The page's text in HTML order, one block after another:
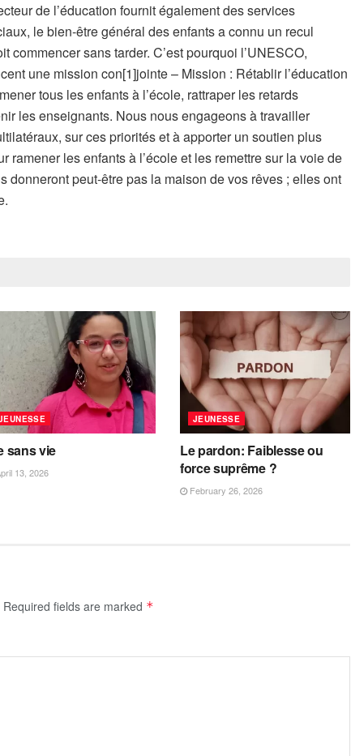
de l’éducation fournit également des services
le bien-être général des enfants a connu un recul
commencer sans tarder. C’est pourquoi l’UNESCO,
une mission con[1]jointe – Mission : Rétablir l’éducation
tous les enfants à l’école, rattraper les retards
les enseignants. Nous nous engageons à travailler
sur ces priorités et à apporter un soutien plus
ramener les enfants à l’école et les remettre sur la voie de
donneront peut-être pas la maison de vos rêves ; elles ont
sans vie
13, 2026
JEUNESSE
Le pardon: Faiblesse ou
force suprême ?
February 26, 2026
Required fields are marked *